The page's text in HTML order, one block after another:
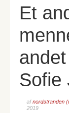
Et
Sofie
afnordstranden
2019